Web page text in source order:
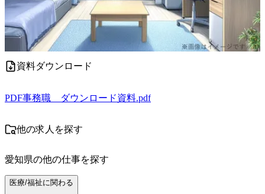
資料ダウンロード
PDF事務職 ダウンロード資料.pdf
他の求人を探す
愛知県の他の仕事を探す
医療/福祉に関わる